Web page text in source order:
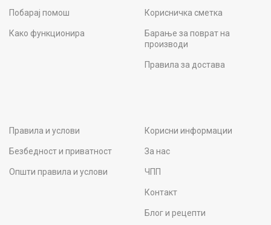
Побарај помош
Како функционира
Корисничка сметка
Барање за поврат на
производи
Правила за достава
Правила и услови
Безбедност и приватност
Општи правила и услови
Корисни информации
За нас
ЧПП
Контакт
Блог и рецепти